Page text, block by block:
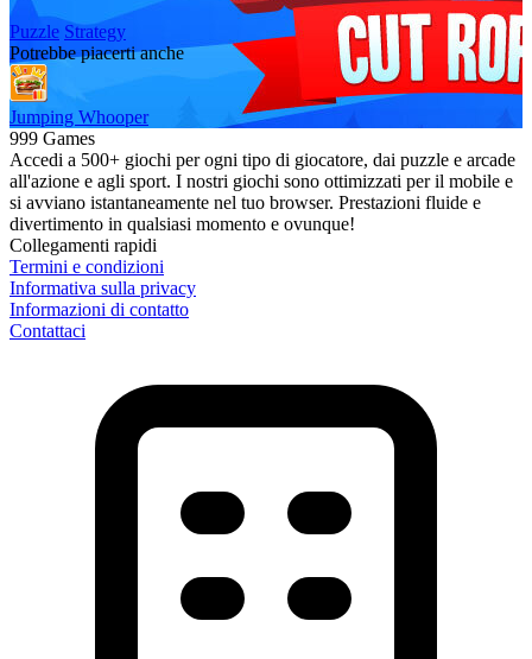
Puzzle Strategy
Potrebbe piacerti anche
Jumping Whooper
999 Games
Accedi a 500+ giochi per ogni tipo di giocatore, dai puzzle e arcade
all'azione e agli sport. I nostri giochi sono ottimizzati per il mobile e
si avviano istantaneamente nel tuo browser. Prestazioni fluide e
divertimento in qualsiasi momento e ovunque!
Collegamenti rapidi
Termini e condizioni
Informativa sulla privacy
Informazioni di contatto
Contattaci